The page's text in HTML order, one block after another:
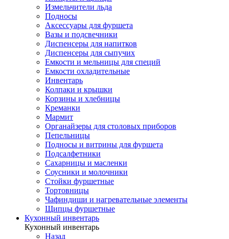
Измельчители льда
Подносы
Аксессуары для фуршета
Вазы и подсвечники
Диспенсеры для напитков
Диспенсеры для сыпучих
Емкости и мельницы для специй
Емкости охладительные
Инвентарь
Колпаки и крышки
Корзины и хлебницы
Креманки
Мармит
Органайзеры для столовых приборов
Пепельницы
Подносы и витрины для фуршета
Подсалфетники
Сахарницы и масленки
Соусники и молочники
Стойки фуршетные
Тортовницы
Чафиндиши и нагревательные элементы
Щипцы фуршетные
Кухонный инвентарь
Кухонный инвентарь
Назад